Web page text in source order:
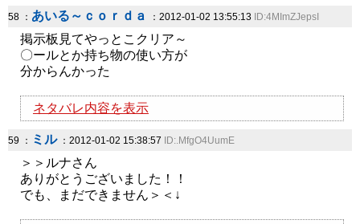
58 ： あいる～ｃｏｒｄａ ：2012-01-02 13:55:13 ID:4MImZJepsI
掲示板見てやっとこクリア～
〇ールとか持ち物の使い方が
分からんかった
ネタバレ内容を表示
59 ： ミル：2012-01-02 15:38:57 ID:.MfgO4UumE
＞＞ルナさん
ありがとうございました！！
でも、まだできません＞＜↓